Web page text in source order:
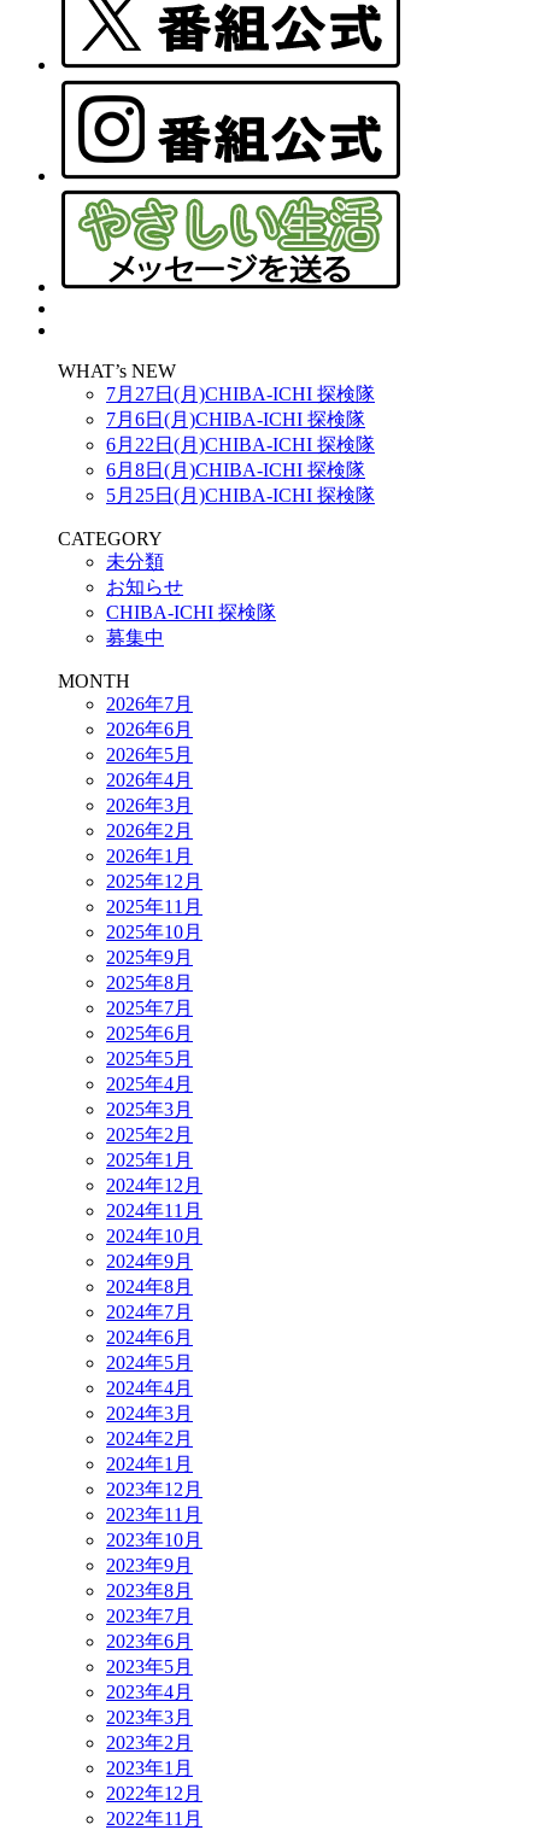
WHAT’s NEW
7月27日(月)CHIBA-ICHI 探検隊
7月6日(月)CHIBA-ICHI 探検隊
6月22日(月)CHIBA-ICHI 探検隊
6月8日(月)CHIBA-ICHI 探検隊
5月25日(月)CHIBA-ICHI 探検隊
CATEGORY
未分類
お知らせ
CHIBA-ICHI 探検隊
募集中
MONTH
2026年7月
2026年6月
2026年5月
2026年4月
2026年3月
2026年2月
2026年1月
2025年12月
2025年11月
2025年10月
2025年9月
2025年8月
2025年7月
2025年6月
2025年5月
2025年4月
2025年3月
2025年2月
2025年1月
2024年12月
2024年11月
2024年10月
2024年9月
2024年8月
2024年7月
2024年6月
2024年5月
2024年4月
2024年3月
2024年2月
2024年1月
2023年12月
2023年11月
2023年10月
2023年9月
2023年8月
2023年7月
2023年6月
2023年5月
2023年4月
2023年3月
2023年2月
2023年1月
2022年12月
2022年11月